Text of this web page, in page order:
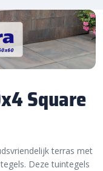
Square
terras met
Deze tuintegels